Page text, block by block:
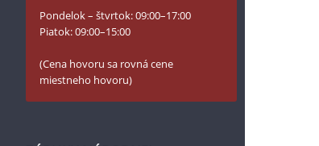
Pondelok – štvrtok: 09:00–17:00
Piatok: 09:00–15:00
(Cena hovoru sa rovná cene
miestneho hovoru)